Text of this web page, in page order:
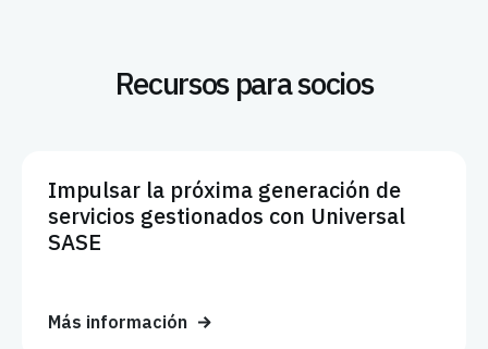
Recursos para socios
Impulsar la próxima generación de
servicios gestionados con Universal
SASE
Más información